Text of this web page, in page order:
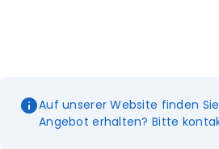
Auf unserer Website finden
Angebot erhalten? Bitte